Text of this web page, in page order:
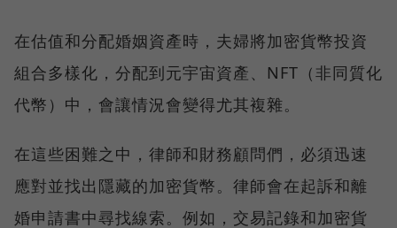
在估值和分配婚姻資產時，夫婦將加密貨幣投資
組合多樣化，分配到元宇宙資產、NFT（非同質化
代幣）中，會讓情況會變得尤其複雜。
在這些困難之中，律師和財務顧問們，必須迅速
應對並找出隱藏的加密貨幣。律師會在起訴和離
婚申請書中尋找線索。例如，交易記錄和加密貨